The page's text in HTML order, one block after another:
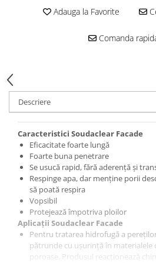
Produse pentru Curățare
Profile Dilatatie
Chituri de Rosturi
Distanțiere si Pene pentru Nivelare
Adezivi
Produse pentru Curățare
Latex pentru Adezivi și Chituri
Hidroizolații
Accesorii Hidroizolații
Etanșanți Elastici și Adezivi
Etanșanți
Adezivi și Etanșanți
Fund de Rost
Adauga la Favorite
Comanda
Descriere
Caracteristici Soudaclear Facade
Eficacitate foarte lungă
Foarte buna penetrare
Se usucă rapid, fără aderență și
Respinge apa, dar menține porii
să poată respira
Vopsibil
Protejează împotriva ploilor
Aplicații Soudaclear Facade
Pentru tratarea hidrofugă a
pătrunde cu ușurință în materialele
poroase. Produsul reacționează